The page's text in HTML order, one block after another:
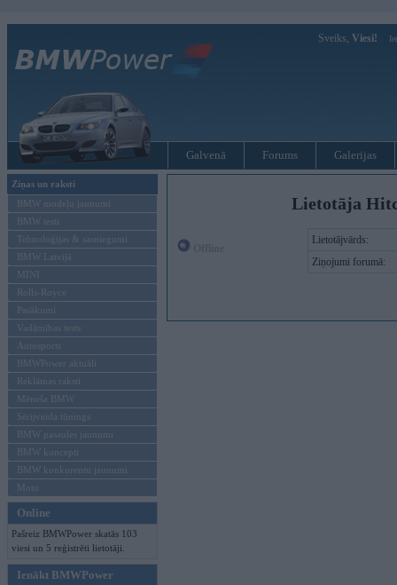
Sveiks, Viesi!
Galvenā Forums Galerijas
Ziņas un raksti
BMW modeļu jaunumi
BMW testi
Tehnoloģijas & sasniegumi
BMW Latvijā
MINI
Rolls-Royce
Pasākumi
Vadāmības tests
Autosports
BMWPower aktuāli
Reklāmas raksti
Mēneša BMW
Sērijveida tūnings
BMW pasaules jaunumi
BMW koncepti
BMW konkurentu jaunumi
Moto
Online
Pašreiz BMWPower skatās 103
viesi un 5 reģistrēti lietotāji.
Ienākt BMWPower
Lietotāja
Lietotājvārds:
Ziņojumi forumā: